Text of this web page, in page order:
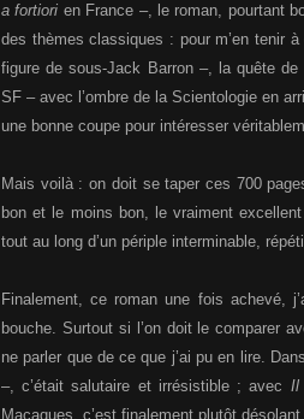
a fortiori en France –, le roman, pourtant
des thèmes classiques : pour m’en tenir
figure de sous-Jack Barron –, la quête
SF – avec l’ombre de la Scientologie en
une bonne coupe pour intéresser
Mais voilà : on doit se taper ces 700
bon et le moins bon, le vraiment
tout au long d’un périple interminable,
Finalement, ce roman une fois achevé,
bouche. Surtout si l’on doit le comparer
ne parler que de ce que j’ai pu en lire.
–, c’était salutaire et irrésistible ; avec Il
Macaques, c’est finalement plutôt